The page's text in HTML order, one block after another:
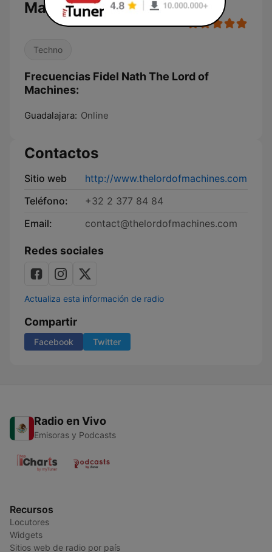
Machines en vivo
Techno
Frecuencias Fidel Nath The Lord of
Machines:
Guadalajara: Online
Contactos
Sitio web
http://www.thelordofmachines.com
Teléfono:
+32 2 377 84 84
Email:
contact@thelordofmachines.com
Redes sociales
Actualiza esta información de radio
Compartir
Facebook Twitter
Radio en Vivo
Emisoras y Podcasts
Recursos
Locutores
Widgets
Sitios web de radio por país